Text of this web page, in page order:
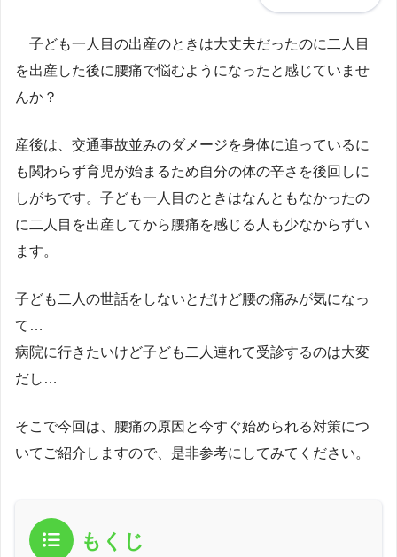
子ども一人目の出産のときは大丈夫だったのに二人目
を出産した後に腰痛で悩むようになったと感じていませ
んか？
産後は、交通事故並みのダメージを身体に追っているに
も関わらず育児が始まるため自分の体の辛さを後回しに
しがちです。子ども一人目のときはなんともなかったの
に二人目を出産してから腰痛を感じる人も少なからずい
ます。
子ども二人の世話をしないとだけど腰の痛みが気になっ
て…
病院に行きたいけど子ども二人連れて受診するのは大変
だし…
そこで今回は、腰痛の原因と今すぐ始められる対策につ
いてご紹介しますので、是非参考にしてみてください。
もくじ